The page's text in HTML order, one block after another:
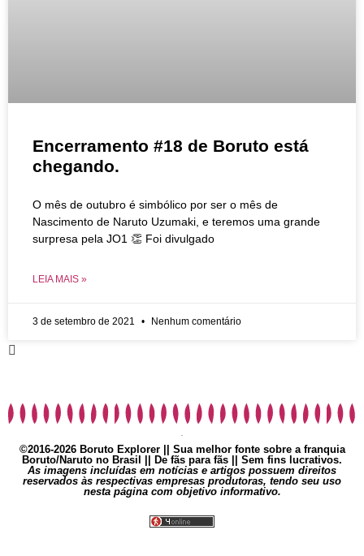
Encerramento #18 de Boruto está
chegando.
O mês de outubro é simbólico por ser o mês de
Nascimento de Naruto Uzumaki, e teremos uma grande
surpresa pela JO1 👏 Foi divulgado
LEIA MAIS »
3 de setembro de 2021 Nenhum comentário
©2016-2026 Boruto Explorer || Sua melhor fonte sobre a franquia
Boruto/Naruto no Brasil || De fãs para fãs || Sem fins lucrativos.
As imagens incluídas em notícias e artigos possuem direitos
reservados às respectivas empresas produtoras, tendo seu uso
nesta página com objetivo informativo.